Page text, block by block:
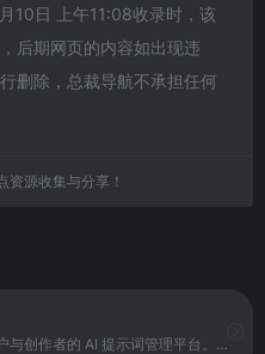
10日 上午11:08收录时，该
后期网页的内容如出现违
删除，总裁导航不承担任何
资源收集与分享！
PrompterHub 是面向个人用户与创作者的 AI 提示词管理平台。平台聚合各类 AI 工具的提示词模板，支持用户自行创建和优化 prompt，并可在社区内分享优质模板。